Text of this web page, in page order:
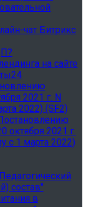
чат Битрикс
на сайте
2021 г. N
2022) (SF2)
октября 2021 г.
с 1 марта 2022)
состав"
в